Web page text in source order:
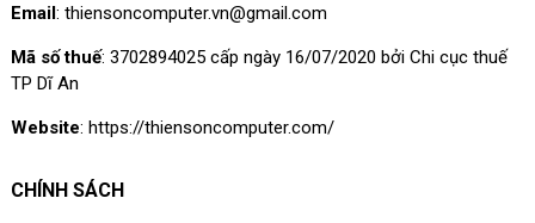
Email: thiensoncomputer.vn@gmail.com
Mã số thuế: 3702894025 cấp ngày 16/07/2020 bởi Chi cục thuế
TP Dĩ An
Website: https://thiensoncomputer.com/
CHÍNH SÁCH